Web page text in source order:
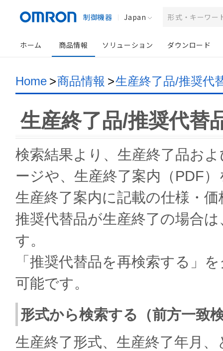
制御機器 Japan
ホーム 商品情報 ソリューション ダウンロード
Home >商品情報 >生産終了品/推奨代
生産終了品/推奨代替
検索結果より、生産終了品お
ージや、生産終了案内（PDF
生産終了案内に記載の仕様・
推奨代替品が生産終了の場合
す。
「推奨代替品を再検索する」
可能です。
形式から検索する（前方一致
生産終了形式、生産終了年月